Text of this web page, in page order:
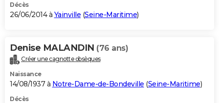
Décès
26/06/2014 à Yainville (Seine-Maritime)
Denise MALANDIN (76 ans)
Créer une cagnotte obsèques
Naissance
14/08/1937 à Notre-Dame-de-Bondeville (Seine-Maritime)
Décès